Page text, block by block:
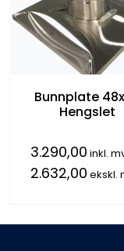
Bunnplate
Hengslet
3.290,00 inkl.
2.632,00 ekskl.